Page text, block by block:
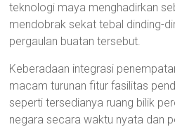
teknologi maya menghadirkan
mendobrak sekat tebal dinding-
pergaulan buatan tersebut.
Keberadaan integrasi
macam turunan fitur fasilitas
seperti tersedianya ruang bilik
negara secara waktu nyata dan